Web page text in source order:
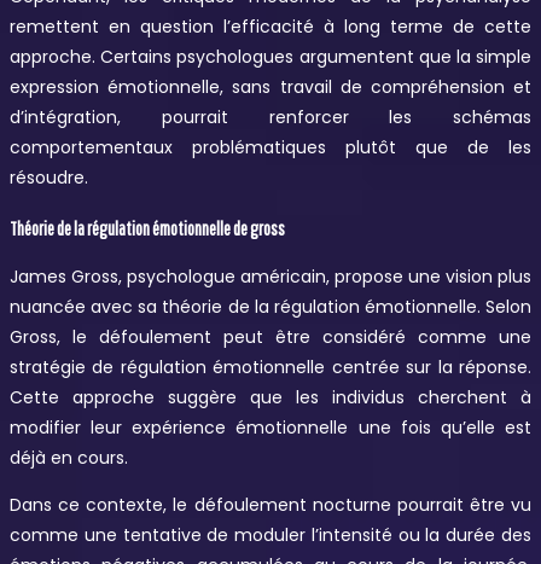
remettent en question l’efficacité à long terme de cette
approche. Certains psychologues argumentent que la simple
expression émotionnelle, sans travail de compréhension et
d’intégration, pourrait renforcer les schémas
comportementaux problématiques plutôt que de les
résoudre.
Théorie de la régulation émotionnelle de gross
James Gross, psychologue américain, propose une vision plus
nuancée avec sa théorie de la régulation émotionnelle. Selon
Gross, le défoulement peut être considéré comme une
stratégie de régulation émotionnelle centrée sur la réponse.
Cette approche suggère que les individus cherchent à
modifier leur expérience émotionnelle une fois qu’elle est
déjà en cours.
Dans ce contexte, le défoulement nocturne pourrait être vu
comme une tentative de moduler l’intensité ou la durée des